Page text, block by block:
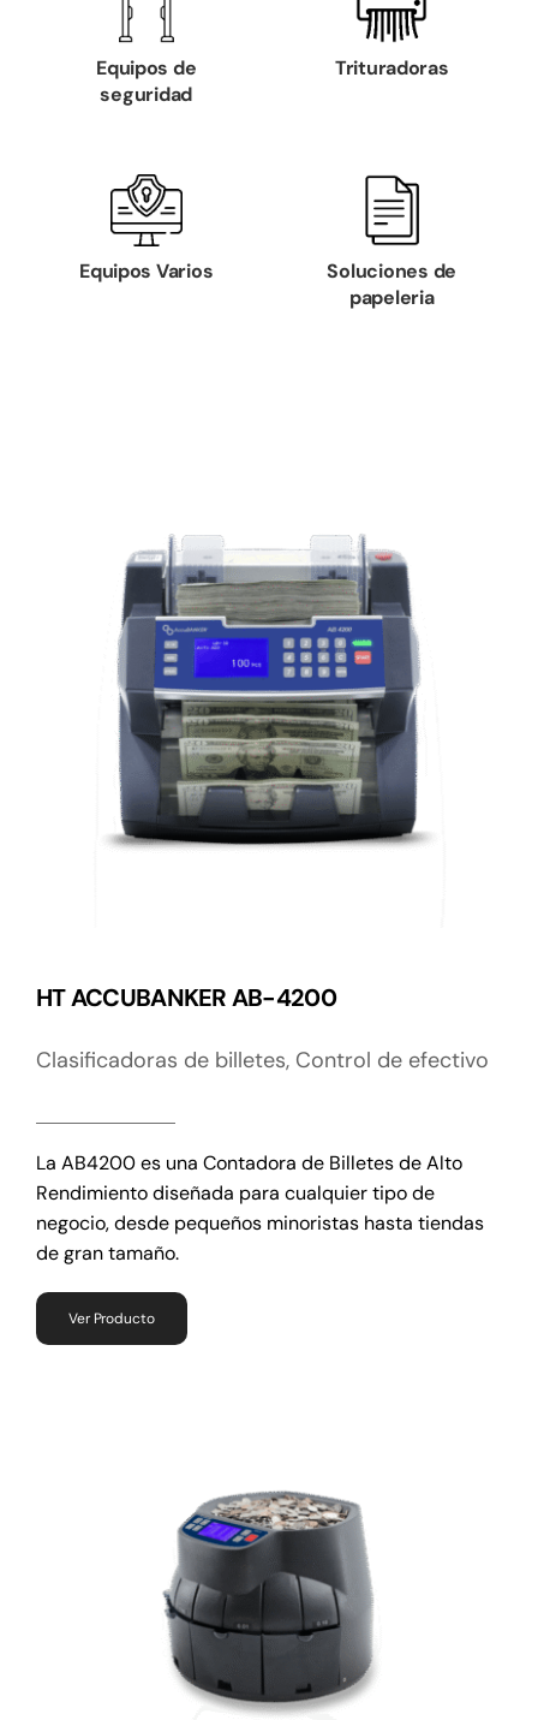
Equipos de
seguridad
Equipos Varios
Soluciones de
papeleria
Trituradoras
HT ACCUBANKER AB-4200
Clasificadoras de billetes, Control de efectivo
La AB4200 es una Contadora de Billetes de Alto
Rendimiento diseñada para cualquier tipo de
negocio, desde pequeños minoristas hasta tiendas
de gran tamaño.
Ver Producto